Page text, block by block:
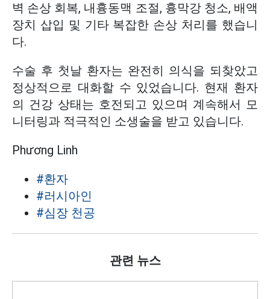
벽 손상 회복, 내흉동맥 조절, 흉막강 청소, 배액
장치 삽입 및 기타 복잡한 손상 처리를 했습니
다.
수술 후 첫날 환자는 완전히 의식을 되찾았고
정상적으로 대화할 수 있었습니다. 현재 환자
의 건강 상태는 호전되고 있으며 계속해서 모
니터링과 적극적인 소생술을 받고 있습니다.
Phương Linh
#환자
#러시아인
#심장 천공
관련 뉴스